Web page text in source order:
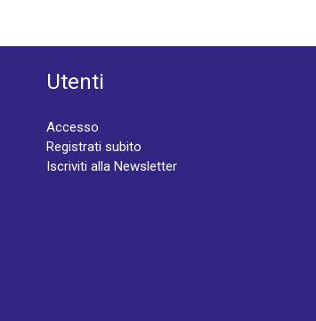
Utenti
Accesso
Registrati subito
Iscriviti alla Newsletter